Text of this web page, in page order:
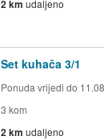
2 km udaljeno
Set kuhača 3/1
Ponuda vrijedi do
3 kom
2 km udaljeno